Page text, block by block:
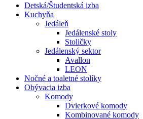
Detská/Študentská izba
Kuchyňa
Jedáleň
Jedálenské stoly
Stoličky
Jedálenský sektor
Avallon
LEON
Nočné a toaletné stolíky
Obývacia izba
Komody
Dvierkové komody
Kombinované komody